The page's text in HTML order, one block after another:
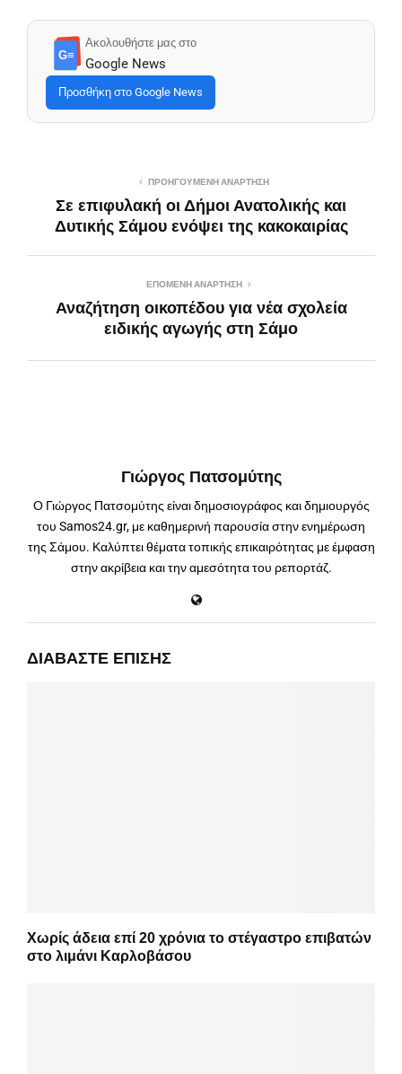
G≡
Ακολουθήστε μας στο
Google News
Προσθήκη στο Google News
ΠΡΟΗΓΟΎΜΕΝΗ ΑΝΆΡΤΗΣΗ
Σε επιφυλακή οι Δήμοι Ανατολικής και
Δυτικής Σάμου ενόψει της κακοκαιρίας
ΕΠΌΜΕΝΗ ΑΝΆΡΤΗΣΗ
Αναζήτηση οικοπέδου για νέα σχολεία
ειδικής αγωγής στη Σάμο
Γιώργος Πατσομύτης
Ο Γιώργος Πατσομύτης είναι δημοσιογράφος και δημιουργός
του Samos24.gr, με καθημερινή παρουσία στην ενημέρωση
της Σάμου. Καλύπτει θέματα τοπικής επικαιρότητας με έμφαση
στην ακρίβεια και την αμεσότητα του ρεπορτάζ.
ΔΙΑΒΆΣΤΕ ΕΠΊΣΗΣ
Χωρίς άδεια επί 20 χρόνια το στέγαστρο επιβατών
στο λιμάνι Καρλοβάσου